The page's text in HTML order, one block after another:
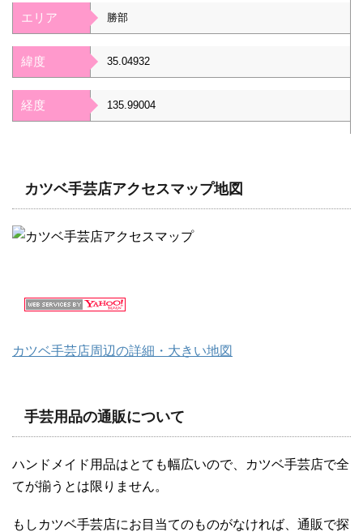
エリア 勝部
緯度 35.04932
経度 135.99004
カツベ手芸店アクセスマップ地図
カツベ手芸店周辺の詳細・大きい地図
手芸用品の通販について
ハンドメイド用品はとても幅広いので、カツベ手芸店で全
てが揃うとは限りません。
もしカツベ手芸店にお目当てのものがなければ、通販で探